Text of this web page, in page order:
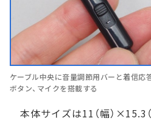
ケーブル中央に音量調節用バーと着信応
ボタン、マイクを搭載する
本体サイズは11（幅）×15.3